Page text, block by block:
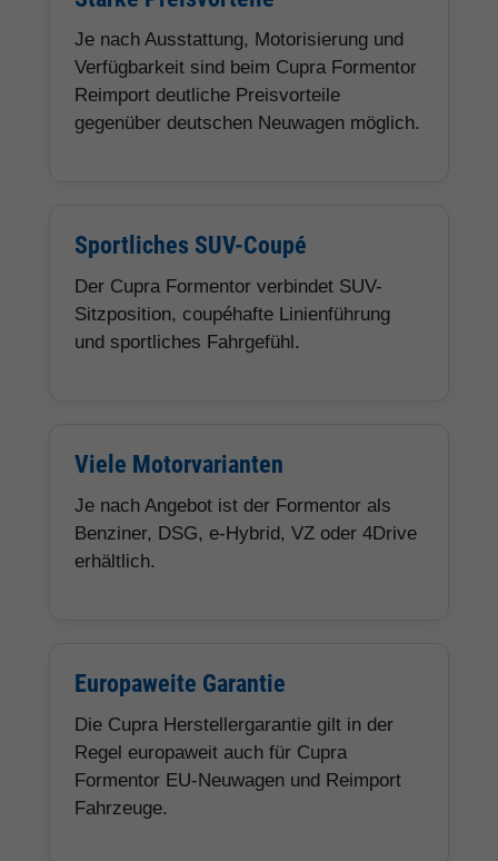
Je nach Ausstattung, Motorisierung und
Verfügbarkeit sind beim Cupra Formentor
Reimport deutliche Preisvorteile
gegenüber deutschen Neuwagen möglich.
Sportliches SUV-Coupé
Der Cupra Formentor verbindet SUV-
Sitzposition, coupéhafte Linienführung
und sportliches Fahrgefühl.
Viele Motorvarianten
Je nach Angebot ist der Formentor als
Benziner, DSG, e-Hybrid, VZ oder 4Drive
erhältlich.
Europaweite Garantie
Die Cupra Herstellergarantie gilt in der
Regel europaweit auch für Cupra
Formentor EU-Neuwagen und Reimport
Fahrzeuge.